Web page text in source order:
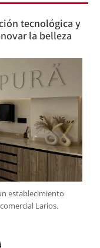
tecnológica y
la belleza
establecimiento
Larios.